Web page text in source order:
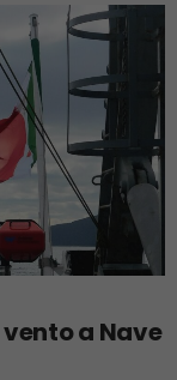
a Nave